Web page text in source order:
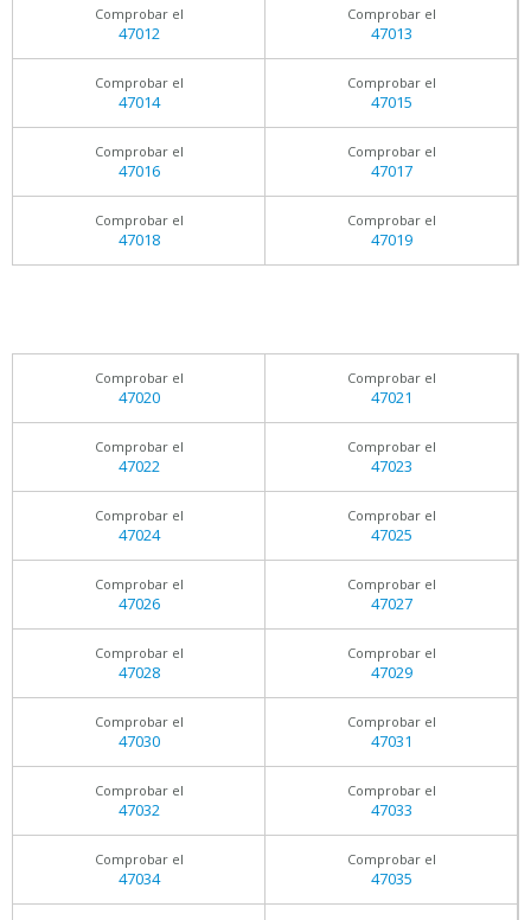
Comprobar el
47012
Comprobar el
47013
Comprobar el
47014
Comprobar el
47015
Comprobar el
47016
Comprobar el
47017
Comprobar el
47018
Comprobar el
47019
Comprobar el
47020
Comprobar el
47021
Comprobar el
47022
Comprobar el
47023
Comprobar el
47024
Comprobar el
47025
Comprobar el
47026
Comprobar el
47027
Comprobar el
47028
Comprobar el
47029
Comprobar el
47030
Comprobar el
47031
Comprobar el
47032
Comprobar el
47033
Comprobar el
47034
Comprobar el
47035